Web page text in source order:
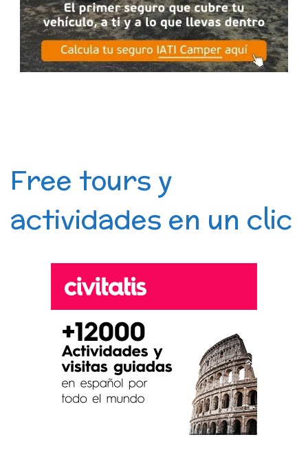
Free tours y
actividades en un clic